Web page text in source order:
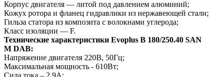
Корпус двигателя — литой под давлением алюминий;
Кожух ротора и фланец гидравлики из нержавеющей стали;
Гильза статора из композита с волокнами углерода;
Класс изоляции — F.
Технические характеристики Evoplus B 180/250.40 SAN
M DAB:
Напряжение двигателя 220В, 50Гц;
Максимальная мощность - 610Вт;
Сила тока – 2,9А;